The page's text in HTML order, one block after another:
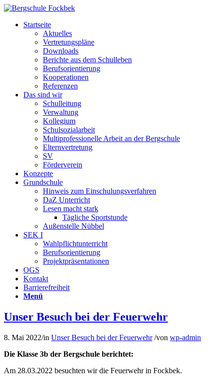
Startseite
Aktuelles
Vertretungspläne
Downloads
Berichte aus dem Schulleben
Berufsorientierung
Kooperationen
Referenzen
Das sind wir
Schulleitung
Verwaltung
Kollegium
Schulsozialarbeit
Multiprofessionelle Arbeit an der Bergschule
Elternvertretung
SV
Förderverein
Konzepte
Grundschule
Hinweis zum Einschulungsverfahren
DaZ Unterricht
Lesen macht stark
Tägliche Sportstunde
Außenstelle Nübbel
SEK I
Wahlpflichtunterricht
Berufsorientierung
Projektpräsentationen
OGS
Kontakt
Barrierefreiheit
Menü
Unser Besuch bei der Feuerwehr
8. Mai 2022/in Unser Besuch bei der Feuerwehr /von wp-admin
Die Klasse 3b der Bergschule berichtet:
Am 28.03.2022 besuchten wir die Feuerwehr in Fockbek.